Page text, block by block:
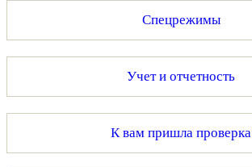
Спецрежимы
Учет и отчетность
К вам пришла проверка